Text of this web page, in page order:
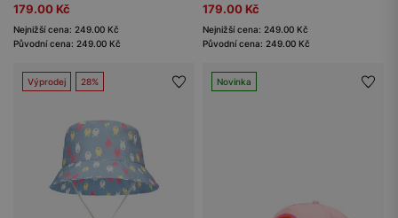
179.00 Kč
Nejnižší cena: 249.00 Kč
Původní cena: 249.00 Kč
179.00 Kč
Nejnižší cena: 249.00 Kč
Původní cena: 249.00 Kč
Výprodej 28% Novinka